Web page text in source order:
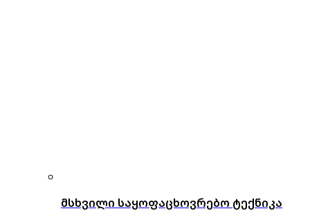
მსხვილი საყოფაცხოვრებო ტექნიკა